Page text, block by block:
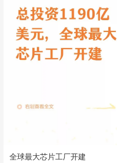
全球最大芯片工厂开建